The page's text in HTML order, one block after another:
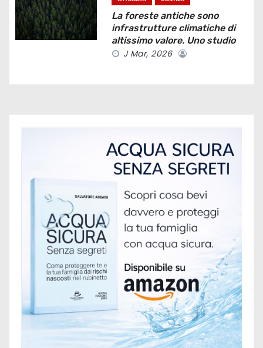
i
La foreste antiche sono
infrastrutture climatiche di
altissimo valore. Uno studio
J Mar, 2026